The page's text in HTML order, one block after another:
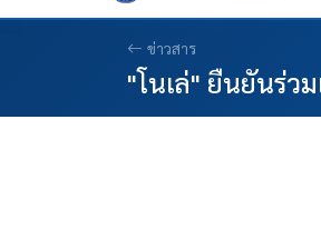
ข่าวสาร
"โนเล่" ยืนยันร่ว